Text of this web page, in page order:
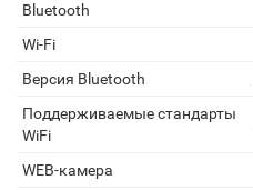
Bluetooth
Wi-Fi
Версия Bluetooth
Поддерживаемые стандарты
WiFi
WEB-камера